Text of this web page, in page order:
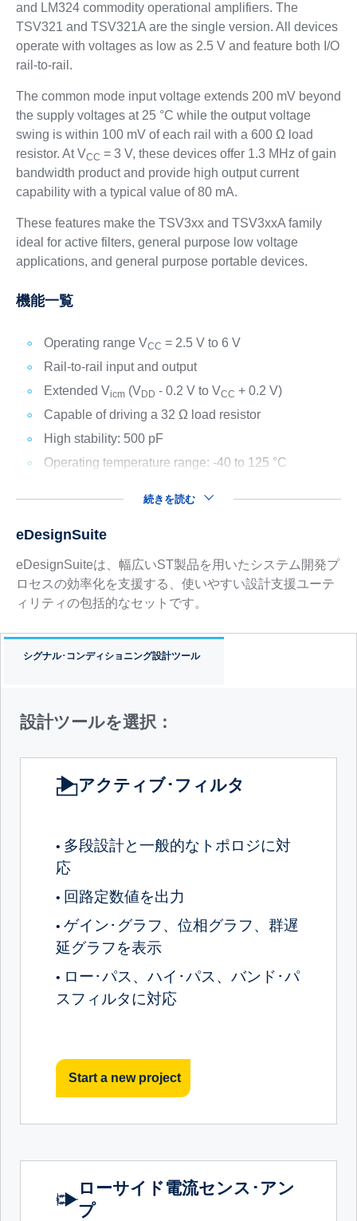
and LM324 commodity operational amplifiers. The
TSV321 and TSV321A are the single version. All devices
operate with voltages as low as 2.5 V and feature both I/O
rail-to-rail.
The common mode input voltage extends 200 mV beyond
the supply voltages at 25 °C while the output voltage
swing is within 100 mV of each rail with a 600 Ω load
resistor. At VCC = 3 V, these devices offer 1.3 MHz of gain
bandwidth product and provide high output current
capability with a typical value of 80 mA.
These features make the TSV3xx and TSV3xxA family
ideal for active filters, general purpose low voltage
applications, and general purpose portable devices.
機能一覧
Operating range VCC = 2.5 V to 6 V
Rail-to-rail input and output
Extended Vicm(VDD - 0.2 V to VCC + 0.2 V)
Capable of driving a 32 Ω load resistor
High stability: 500 pF
Operating temperature range: -40 to 125 °C
続きを読む
eDesignSuite
eDesignSuiteは、幅広いST製品を用いたシステム開発プ
ロセスの効率化を支援する、使いやすい設計支援ユーテ
ィリティの包括的なセットです。
シグナル･コンディショニング設計ツール
設計ツールを選択：
アクティブ･フィルタ
• 多段設計と一般的なトポロジに対
応
• 回路定数値を出力
• ゲイン･グラフ、位相グラフ、群遅
延グラフを表示
• ロー･パス、ハイ･パス、バンド･パ
スフィルタに対応
Start a new project
ローサイド電流センス･アン
プ